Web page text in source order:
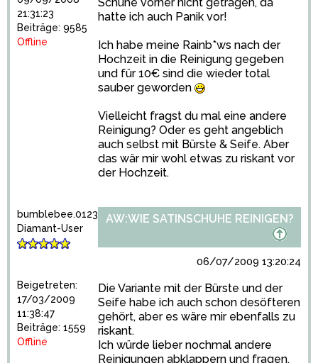
21:31:23
Beiträge: 9585
Offline
hatte ich auch Panik vor!
Ich habe meine Rainb*ws nach der
Hochzeit in die Reinigung gegeben
und für 10€ sind die wieder total
sauber geworden
Vielleicht fragst du mal eine andere
Reinigung? Oder es geht angeblich
auch selbst mit Bürste & Seife. Aber
das wär mir wohl etwas zu riskant vor
der Hochzeit.
bumblebee.0123
Diamant-User
Beigetreten:
17/03/2009
11:38:47
Beiträge: 1559
Offline
AW:WIE SATINSCHUHE REINIGEN?
06/07/2009 13:20:24
Die Variante mit der Bürste und der
Seife habe ich auch schon desöfteren
gehört, aber es wäre mir ebenfalls zu
riskant.
Ich würde lieber nochmal andere
Reinigungen abklappern und fragen.